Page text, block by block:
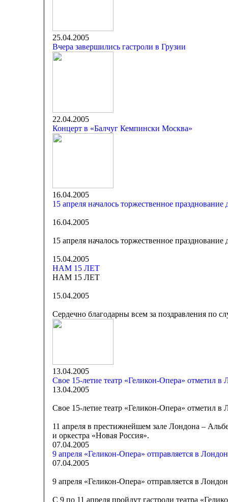
25.04.2005
Вчера завершились гастроли в Грузии
22.04.2005
Концерт в «Балчуг Кемпински Москва»
16.04.2005
15 апреля началось торжественное
16.04.2005
15 апреля началось торжественное
15.04.2005
НАМ 15 ЛЕТ
НАМ 15 ЛЕТ
15.04.2005
Сердечно благодарны всем за поздравления по
13.04.2005
Свое 15-летие театр «Геликон-Опера» отметил в
13.04.2005
Свое 15-летие театр «Геликон-Опера» отметил в
11 апреля в престижнейшем зале Лондона –
и оркестра «Новая Россия».
07.04.2005
9 апреля «Геликон-Опера» отправляется в Лондон
07.04.2005
9 апреля «Геликон-Опера» отправляется в Лондон
С 9 по 11 апреля пройдут гастроли театра